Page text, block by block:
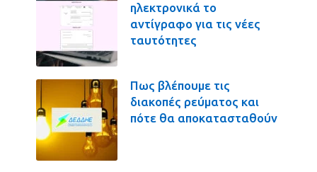
ηλεκτρονικά το
αντίγραφο για τις νέες
ταυτότητες
Πως βλέπουμε τις
διακοπές ρεύματος και
πότε θα αποκατασταθούν